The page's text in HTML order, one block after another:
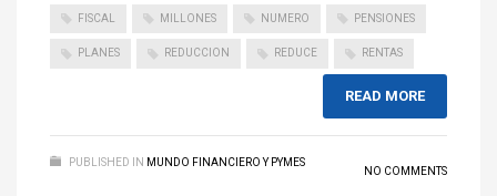
FISCAL MILLONES NUMERO PENSIONES
PLANES REDUCCION REDUCE RENTAS
READ MORE
PUBLISHED IN MUNDO FINANCIERO Y PYMES
NO COMMENTS